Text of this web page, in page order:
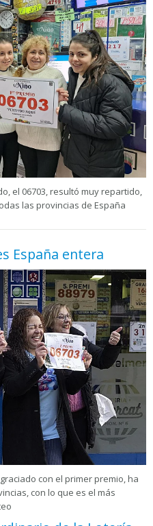
el 06703, resultó muy repartido,
las provincias de España
España entera
con el primer premio, ha
con lo que es el más